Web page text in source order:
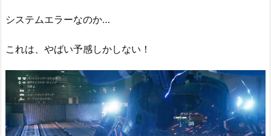
システムエラーなのか…
これは、やばい予感しかしない！